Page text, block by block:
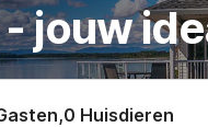
jouw
,0 Huisdieren